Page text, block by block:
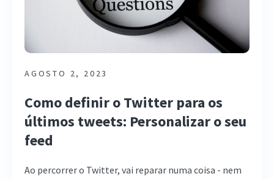
AGOSTO 2, 2023
Como definir o Twitter para os
últimos tweets: Personalizar o seu
feed
Ao percorrer o Twitter, vai reparar numa coisa - nem